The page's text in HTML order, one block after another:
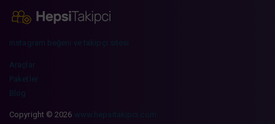
instagram beğeni ve takipçi sitesi
Araçlar
Paketler
Blog
Copyright © 2026 www.hepsitakipci.com